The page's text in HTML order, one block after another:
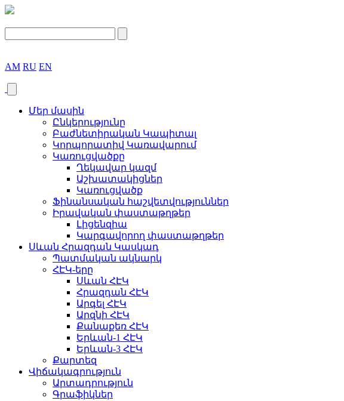
AM RU EN
Մեր մասին
Ընկերությունը
Բաժնետիրական Կապիտալ
Կորպորատիվ Կառավարում
Կառուցվածքը
Ղեկավար կազմ
Աշխատակիցներ
Կառուցվածք
Ֆինանսական հաշվետվություններ
Իրավական փաստաթղթեր
Լիցենզիա
Կարգավորող փաստաթղթեր
Սևան Հրազդան Կասկադ
Պատմական ակնարկ
ՀԷԿ-երը
Սևան ՀԷԿ
Հրազդան ՀԷԿ
Արգել ՀԷԿ
Արզնի ՀԷԿ
Քանաքեռ ՀԷԿ
Երևան-1 ՀԷԿ
Երևան-3 ՀԷԿ
Քարտեզ
Վիճակագրություն
Արտադրություն
Գրաֆիկներ